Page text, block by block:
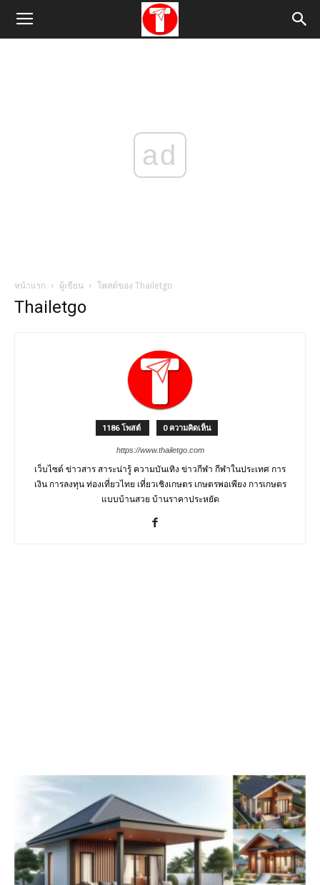
ad
หน้าแรก ผู้เขียน โพสต์ของ Thailetgo
Thailetgo
1186 โพสต์ 0 ความคิดเห็น
https://www.thailetgo.com
เว็บไซต์ ข่าวสาร สาระน่ารู้ ความบันเทิง ข่าวกีฬา กีฬาในประเทศ การ
เงิน การลงทุน ท่องเที่ยวไทย เที่ยวเชิงเกษตร เกษตรพอเพียง การเกษตร
แบบบ้านสวย บ้านราคาประหยัด